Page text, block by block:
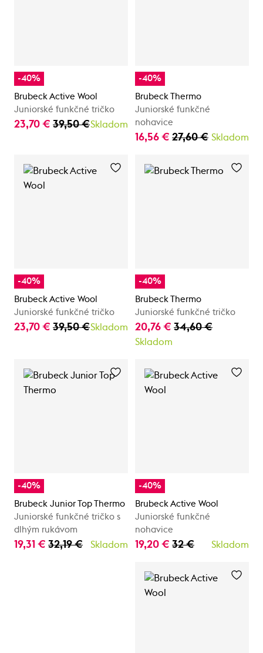
-40%
Brubeck Active Wool
Juniorské funkčné tričko
23,70 € 39,50 €Skladom
-40%
Brubeck Thermo
Juniorské funkčné
nohavice
16,56 € 27,60 € Skladom
-40%
Brubeck Active Wool
Juniorské funkčné tričko
23,70 € 39,50 €Skladom
-40%
Brubeck Thermo
Juniorské funkčné tričko
20,76 € 34,60 €
Skladom
-40%
Brubeck Junior Top Thermo
Juniorské funkčné tričko s
dlhým rukávom
19,31 € 32,19 € Skladom
-40%
Brubeck Active Wool
Juniorské funkčné
nohavice
19,20 € 32 € Skladom